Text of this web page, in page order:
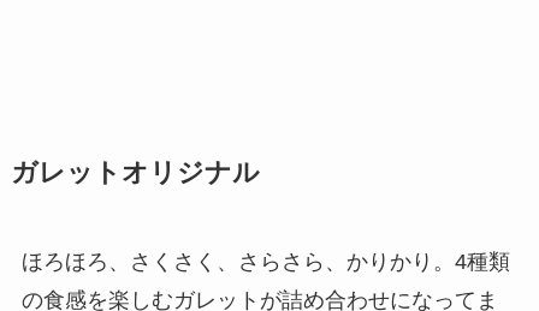
ガレットオリジナル
ほろほろ、さくさく、さらさら、かりかり。4種類
の食感を楽しむガレットが詰め合わせになってま